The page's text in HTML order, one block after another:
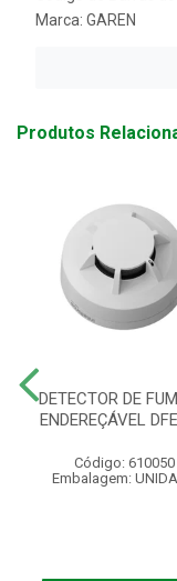
Marca: GAREN
Produtos
DETECTOR DE
ENDEREÇÁVEL
Código: 610050
Embalagem: